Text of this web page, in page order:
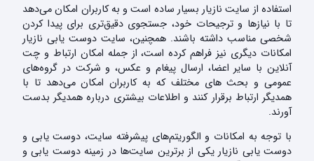
استفاده از سایت نازیار بسیار ساده است و به کاربران امکان می‌دهد
تا با نیازها و ترجیحات خود، جستجوی دقیق‌تری برای پیدا کردن
شخصی مناسب داشته باشند. همچنین، سایت دوست یابی نازیار
امکانات دیگری نیز فراهم کرده است، از جمله امکان ارتباط و چت
آنلاین با سایر اعضا، ارسال پیغام و عکس، و شرکت در گروه‌های
عمومی و بحث های مختلف که به کاربران امکان می‌دهد تا با
همدیگر ارتباط برقرار کنند و اطلاعات بیشتری درباره همدیگر بدست
آورند.
با توجه به امکانات و الگوریتم‌های پیشرفته سایت، دوست یابی و
دوست یابی نازیار یکی از برترین سایت‌ها در زمینه دوست یابی و